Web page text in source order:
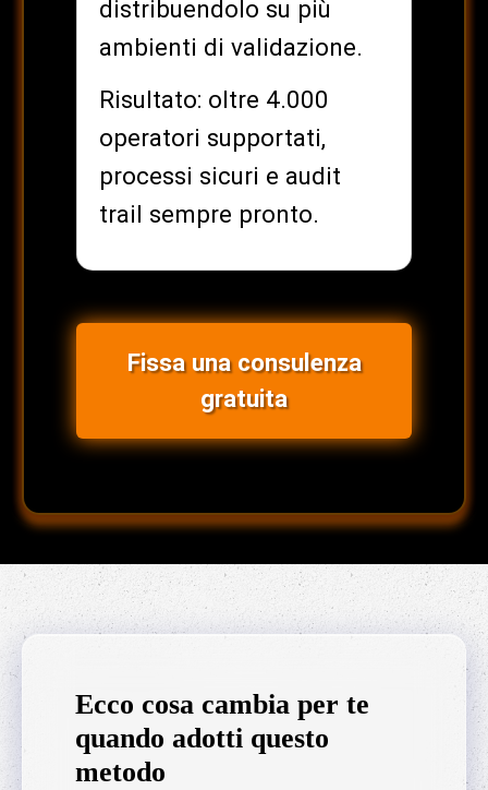
distribuendolo su più
ambienti di validazione.
Risultato: oltre 4.000
operatori supportati,
processi sicuri e audit
trail sempre pronto.
Fissa una consulenza
gratuita
Ecco cosa cambia per te
quando adotti questo
metodo